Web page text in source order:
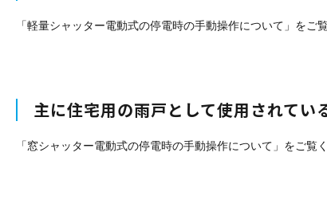
「軽量シャッター電動式の停電時の手動操作について」をご
主に住宅用の雨戸として使用されて
「窓シャッター電動式の停電時の手動操作について」をご覧く